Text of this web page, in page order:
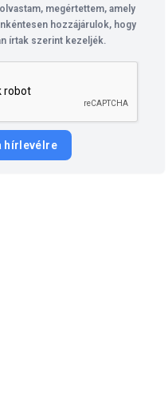
megértettem, amely
hozzájárulok, hogy
írtak szerint kezeljék.
hírlevélre